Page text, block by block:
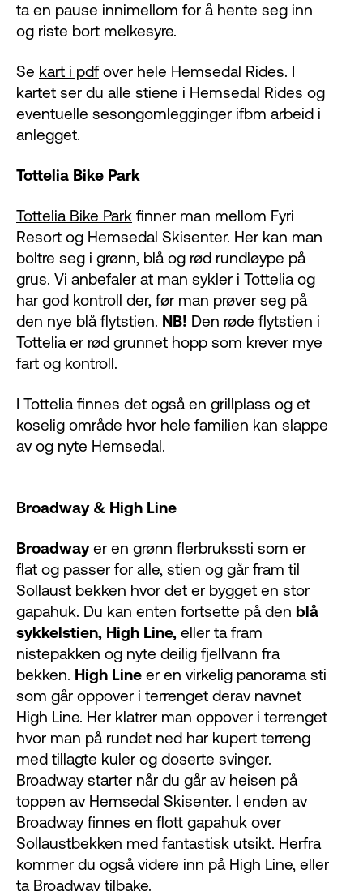
ta en pause innimellom for å hente seg inn
og riste bort melkesyre.
Se kart i pdfover hele Hemsedal Rides. I
kartet ser du alle stiene i Hemsedal Rides og
eventuelle sesongomlegginger ifbm arbeid i
anlegget.
Tottelia Bike Park
Tottelia Bike Park finner man mellom Fyri
Resort og Hemsedal Skisenter. Her kan man
boltre seg i grønn, blå og rød rundløype på
grus. Vi anbefaler at man sykler i Tottelia og
har god kontroll der, før man prøver seg på
den nye blå flytstien. NB! Den røde flytstien i
Tottelia er rød grunnet hopp som krever mye
fart og kontroll.
I Tottelia finnes det også en grillplass og et
koselig område hvor hele familien kan slappe
av og nyte Hemsedal.
Broadway & High Line
Broadwayer en grønn flerbrukssti som er
flat og passer for alle, stien og går fram til
Sollaust bekken hvor det er bygget en stor
gapahuk. Du kan enten fortsette på den blå
sykkelstien, High Line, eller ta fram
nistepakken og nyte deilig fjellvann fra
bekken. High Line er en virkelig panorama sti
som går oppover i terrenget derav navnet
High Line. Her klatrer man oppover i terrenget
hvor man på rundet ned har kupert terreng
med tillagte kuler og doserte svinger.
Broadway starter når du går av heisen på
toppen av Hemsedal Skisenter. I enden av
Broadway finnes en flott gapahuk over
Sollaustbekken med fantastisk utsikt. Herfra
kommer du også videre inn på High Line, eller
ta Broadway tilbake.